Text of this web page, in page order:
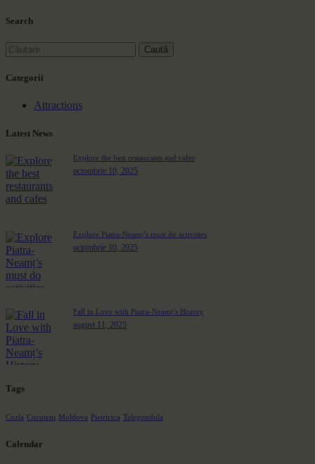
Search
Categorii
Attractions
Latest News
Explore the best restaurants and cafes
octombrie 10, 2025
Explore Piatra-Neamț’s must do activities
octombrie 10, 2025
Fall in Love with Piatra-Neamț’s History
august 11, 2025
Tags
Cozla Cucuteni Moldova Pietricica Telegondola
Calendar